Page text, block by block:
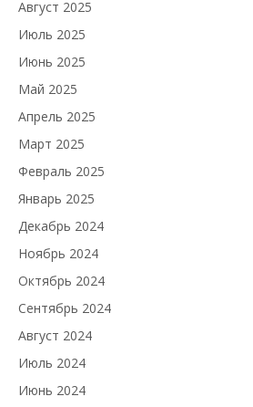
Август 2025
Июль 2025
Июнь 2025
Май 2025
Апрель 2025
Март 2025
Февраль 2025
Январь 2025
Декабрь 2024
Ноябрь 2024
Октябрь 2024
Сентябрь 2024
Август 2024
Июль 2024
Июнь 2024